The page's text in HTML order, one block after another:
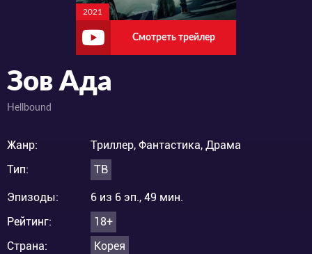
2021
Смотреть трейлер
Зов Ада
Hellbound
Жанр:
Триллер, Фантастика, Драма
Тип:
ТВ
Эпизоды:
6 из 6 эп., 49 мин.
Рейтинг:
18+
Страна:
Корея